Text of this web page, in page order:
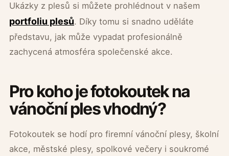
Ukázky z plesů si můžete prohlédnout v našem
portfoliu plesů. Díky tomu si snadno uděláte
představu, jak může vypadat profesionálně
zachycená atmosféra společenské akce.
Pro koho je fotokoutek na
vánoční ples vhodný?
Fotokoutek se hodí pro firemní vánoční plesy, školní
akce, městské plesy, spolkové večery i soukromé